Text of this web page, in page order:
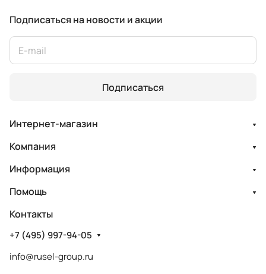
Подписаться на новости и акции
Подписаться
Интернет-магазин
Компания
Информация
Помощь
Контакты
+7 (495) 997-94-05
info@rusel-group.ru